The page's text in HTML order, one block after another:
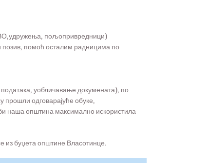
пољопривредници)
позив, помоћ осталим радницима по
уобличавање докумената), по
прошли одговарајуће обуке,
наша општина максимално искористила
из буџета општине Власотинце.